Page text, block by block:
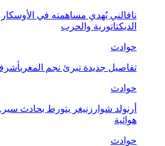
نافالني يُهدي مساهمته في
الديكتاتورية والحرب
حوادث
تفاصيل جديدة تبرئ نجم
حوادث
أرنولد شوارزنيغر يتورط بحادث
هوائية
حوادث